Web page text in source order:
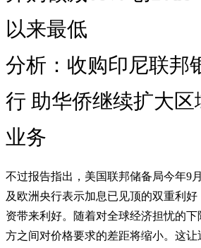
以来最低
分析：收购印尼联邦
行 助华侨继续扩大区
业务
不过报告指出，美国联邦储备局今年9
及欧洲央行表示加息已见顶的双重利
资带来利好。随着对全球经济担忧的
方之间对价格要求的差距将缩小。这